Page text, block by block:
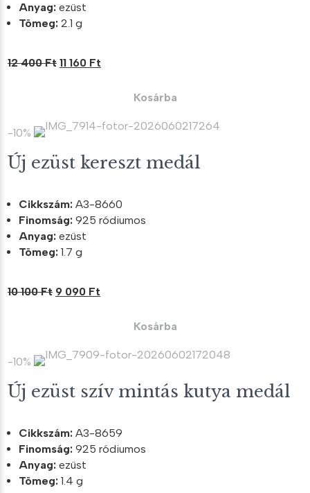
Anyag: ezüst
Tömeg: 2.1 g
12 400Ft Original
400 Ft.
11 160 Ft
160 Ft.
Kosárba
-10%
Új ezüst kereszt medál
Cikkszám: A3-8660
Finomság: 925 ródiumos
Anyag: ezüst
Tömeg: 1.7 g
10 100Ft Original
100 Ft.
9 090 Ft
090 Ft.
Kosárba
-10%
Új ezüst szív mintás kutya medál
Cikkszám: A3-8659
Finomság: 925 ródiumos
Anyag: ezüst
Tömeg: 1.4 g